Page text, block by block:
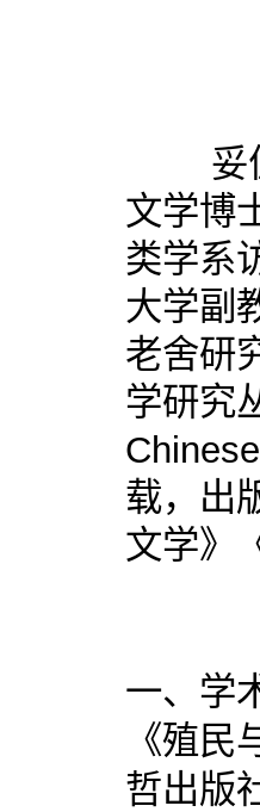
妥佳
文学博
类学系
大学副
老舍研
学研究
载，出
文学》
一、学
《殖
哲出版